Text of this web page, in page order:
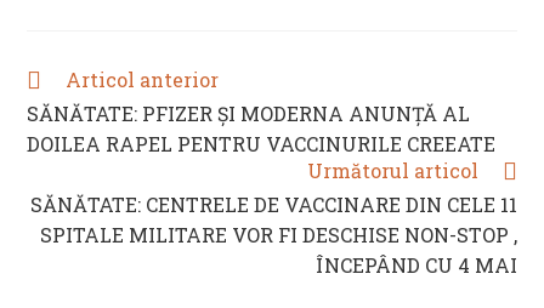
READ
MORE
ARTICLES
Articol anterior
SĂNĂTATE: PFIZER ȘI MODERNA ANUNȚĂ AL
DOILEA RAPEL PENTRU VACCINURILE CREEATE
Următorul articol
SĂNĂTATE: CENTRELE DE VACCINARE DIN CELE 11
SPITALE MILITARE VOR FI DESCHISE NON-STOP ,
ÎNCEPÂND CU 4 MAI